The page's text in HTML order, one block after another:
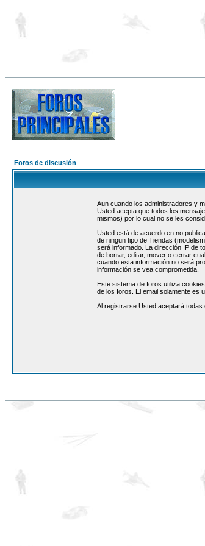
Foros de discusión
Aun cuando los administradores y
Usted acepta que todos los
mismos) por lo cual no se les
Usted está de acuerdo en no
de ningun tipo de Tiendas
será informado. La dirección IP de
de borrar, editar, mover o cerrar
cuando esta información no será
información se vea comprometida.
Este sistema de foros utiliza
de los foros. El email solamente es
Al registrarse Usted aceptará todas